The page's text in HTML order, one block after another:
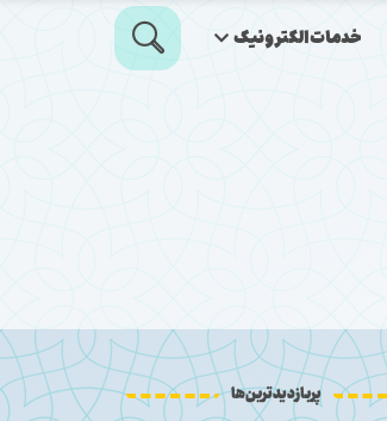
خدمات‌الکترونیک
پربازدیدترین‌ها